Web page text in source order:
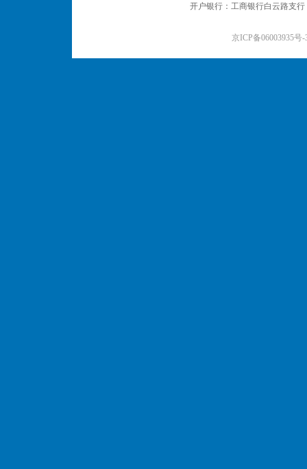
开户银行：工商银行白云路支
京ICP备06003935号-